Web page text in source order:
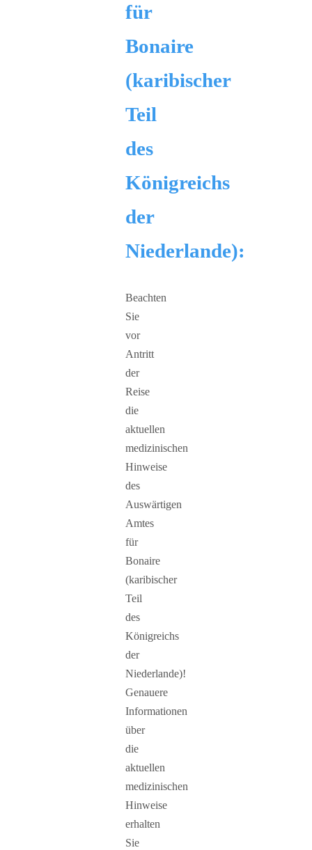
für
Bonaire
(karibischer
Teil
des
Königreichs
der
Niederlande):
Beachten
Sie
vor
Antritt
der
Reise
die
aktuellen
medizinischen
Hinweise
des
Auswärtigen
Amtes
für
Bonaire
(karibischer
Teil
des
Königreichs
der
Niederlande)!
Genauere
Informationen
über
die
aktuellen
medizinischen
Hinweise
erhalten
Sie